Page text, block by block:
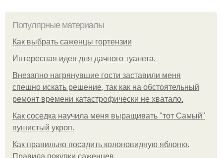
Популярные материалы
Как выбрать саженцы гортензии
Интересная идея для дачного туалета.
Внезапно нагрянувшие гости заставили меня
спешно искать решение, так как на обстоятельный
ремонт времени катастрофически не хватало.
Как соседка научила меня выращивать "тот Самый"
пушистый укроп.
Как правильно посадить колоновидную яблоню.
Правила покупки саженцев